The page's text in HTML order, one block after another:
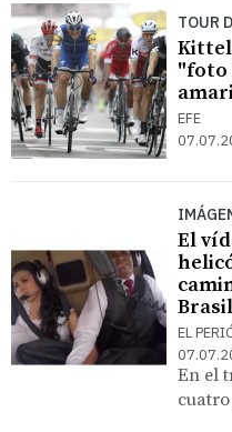
TOUR
"foto
EFE
El
Brasil
EL
En el